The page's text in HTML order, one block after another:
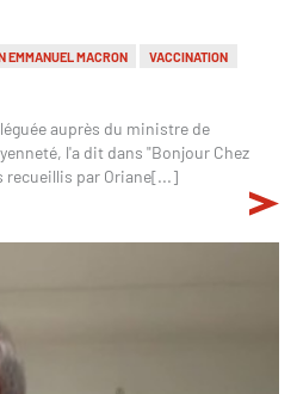
EMMANUEL MACRON
VACCINATION
auprès du ministre de
l'a dit dans "Bonjour Chez
recueillis par Oriane[...]